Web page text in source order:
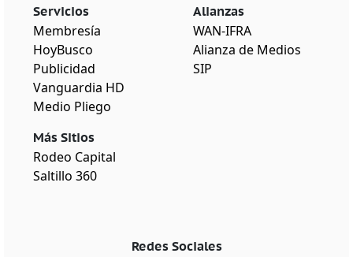
Servicios
Membresía
HoyBusco
Publicidad
Vanguardia HD
Medio Pliego
Más Sitios
Rodeo Capital
Saltillo 360
Alianzas
WAN-IFRA
Alianza de Medios
SIP
Redes Sociales